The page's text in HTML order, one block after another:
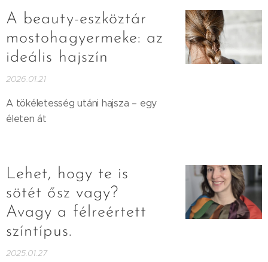
A beauty-eszköztár
mostohagyermeke: az
ideális hajszín
2026.01.21
A tökéletesség utáni hajsza – egy
életen át
Lehet, hogy te is
sötét ősz vagy?
Avagy a félreértett
színtípus.
2025.01.27